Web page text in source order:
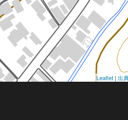
Leaflet | 出